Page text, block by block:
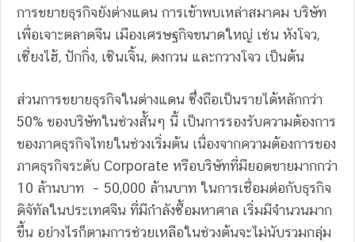
การขยายธุรกิจยังต่างแดน การเข้าพบเหล่าสมาคม บริษัท
เพื่อเจาะตลาดจีน เมืองเศรษฐกิจขนาดใหญ่ เช่น หังโจว,
เซี่ยงไฮ้, ปักกิ่ง, เซินเจิ้น, ตงกวน และกวางโจว เป็นต้น
ส่วนการขยายธุรกิจในต่างแดน ซึ่งถือเป็นรายได้หลักกว่า
50% ของบริษัทในช่วงสั้นๆ นี้ เป็นการรองรับความต้องการ
ของภาคธุรกิจไทยในช่วงเริ่มต้น เนื่องจากความต้องการของ
ภาคธุรกิจระดับ Corporate หรือบริษัทที่มียอดขายมากกว่า
10 ล้านบาท – 50,000 ล้านบาท ในการเชื่อมต่อกับธุรกิจ
ดิจัทัลในประเทศจีน ที่มีกำลังซื้อมหาศาล เริ่มมีจำนวนมาก
ขึ้น อย่างไรก็ตามการช่วยเหลือในช่วงต้นจะไม่นับรวมกลุ่ม